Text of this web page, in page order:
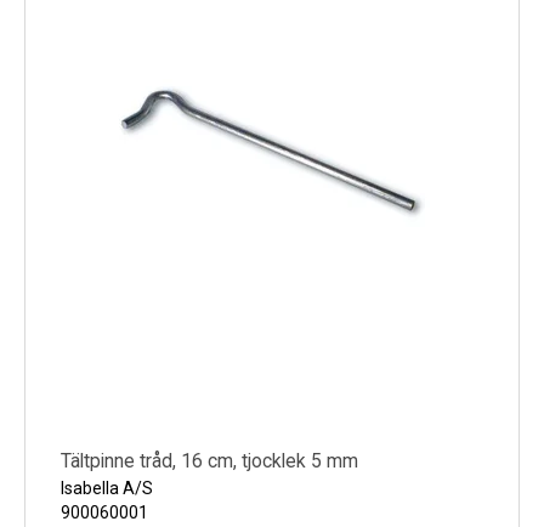
Tältpinne tråd, 16 cm, tjocklek 5 mm
Isabella A/S
900060001